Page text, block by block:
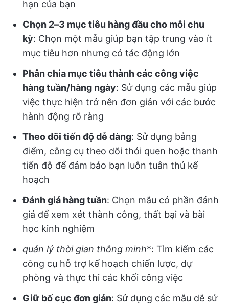
hạn của bạn
Chọn 2–3 mục tiêu hàng đầu cho mỗi chu
kỳ: Chọn một mẫu giúp bạn tập trung vào ít
mục tiêu hơn nhưng có tác động lớn
Phân chia mục tiêu thành các công việc
hàng tuần/hàng ngày: Sử dụng các mẫu giúp
việc thực hiện trở nên đơn giản với các bước
hành động rõ ràng
Theo dõi tiến độ dễ dàng: Sử dụng bảng
điểm, công cụ theo dõi thói quen hoặc thanh
tiến độ để đảm bảo bạn luôn tuân thủ kế
hoạch
Đánh giá hàng tuần: Chọn mẫu có phần đánh
giá để xem xét thành công, thất bại và bài
học kinh nghiệm
quản lý thời gian thông minh*: Tìm kiếm các
công cụ hỗ trợ kế hoạch chiến lược, dự
phòng và thực thi các khối công việc
Giữ bố cục đơn giản: Sử dụng các mẫu dễ sử